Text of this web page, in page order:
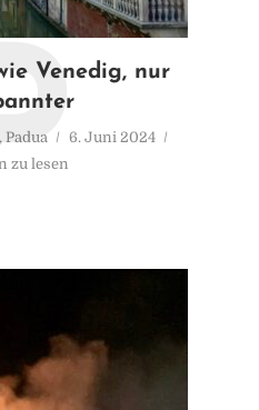
449B-B9D4-
1 Minuten zu lesen
Venedig, nur
, Padua
6. Juni 2024
zu lesen